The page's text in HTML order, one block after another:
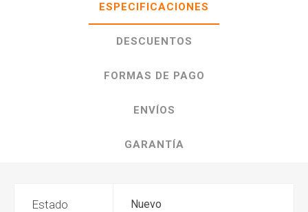
ESPECIFICACIONES
DESCUENTOS
FORMAS DE PAGO
ENVÍOS
GARANTÍA
Estado Nuevo